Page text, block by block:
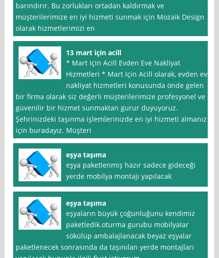
barındırır. Bu zorlukları ortadan kaldırmak ve
müşterilerimize en iyi hizmeti sunmak için Mozaik Design
olarak hizmetlerimizi en
13 mart için acill
* Mart Için Acill Evden Eve Nakliyat
Hizmetleri * Mart Için Acill olarak, evden eve
nakliyat hizmetleri konusunda önde gelen
bir firma olarak siz değerli müşterilerimize profesyonel ve
güvenilir bir hizmet sunmaktan gurur duyuyoruz.
Şehrinizdeki taşınma işlemlerinizde en iyi hizmeti almanız
için buradayız. Müşteri
eşya taşıma
eşya paketlenmiş hazır sadece gideceği
yerde mobilya montajı yapılacak
eşya taşıma
eşyaların büyük çoğunluğunu kendimiz
paketledik.oturma gurubu mobilyalar
sökülüp ambalajlanacak beyaz eşyalar
paketlenecek sonrasında da taşınılan yerde montajları